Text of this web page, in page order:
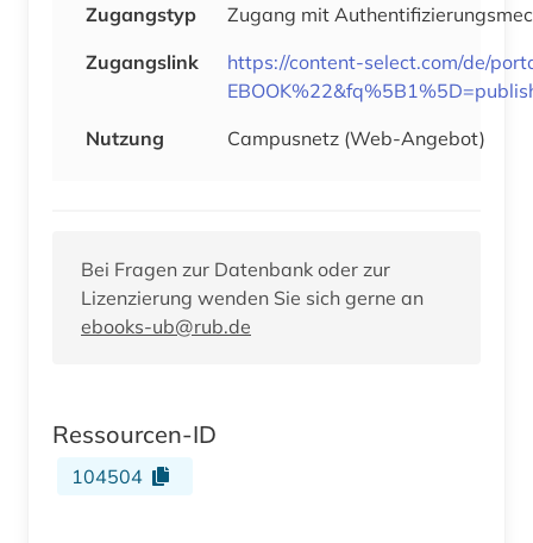
Zugangstyp
Zugang mit
Zugangslink
https://content-select.com/de/
Nutzung
Campusnetz (Web-Angebot)
Bei Fragen zur Datenbank oder zur
Lizenzierung wenden Sie sich gerne an
ebooks-ub@rub.de
Ressourcen-ID
104504